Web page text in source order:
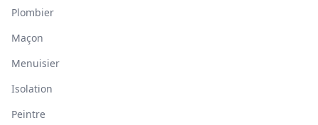
Plombier
Maçon
Menuisier
Isolation
Peintre